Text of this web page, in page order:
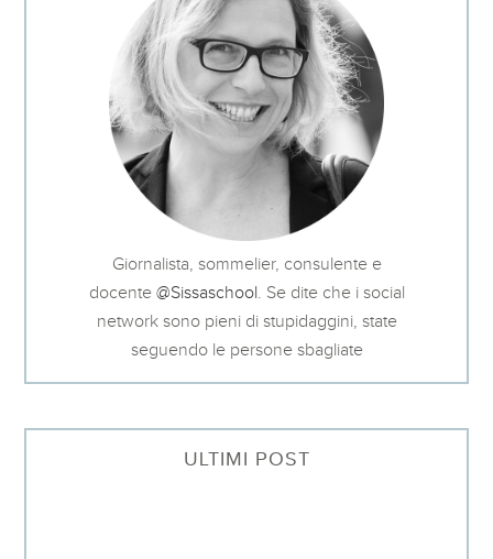
Giornalista, sommelier, consulente e
docente @Sissaschool. Se dite che i social
network sono pieni di stupidaggini, state
seguendo le persone sbagliate
ULTIMI POST